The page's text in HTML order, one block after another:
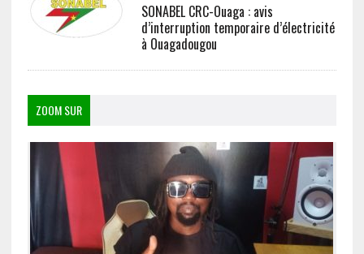
SONABEL CRC-Ouaga : avis
d’interruption temporaire d’électricité
à Ouagadougou
ZOOM SUR